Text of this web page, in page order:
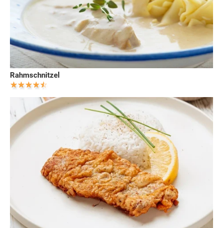
Rahmschnitzel